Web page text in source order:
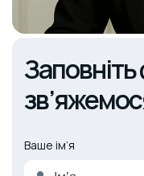
Ваше ім’я
Alternative: